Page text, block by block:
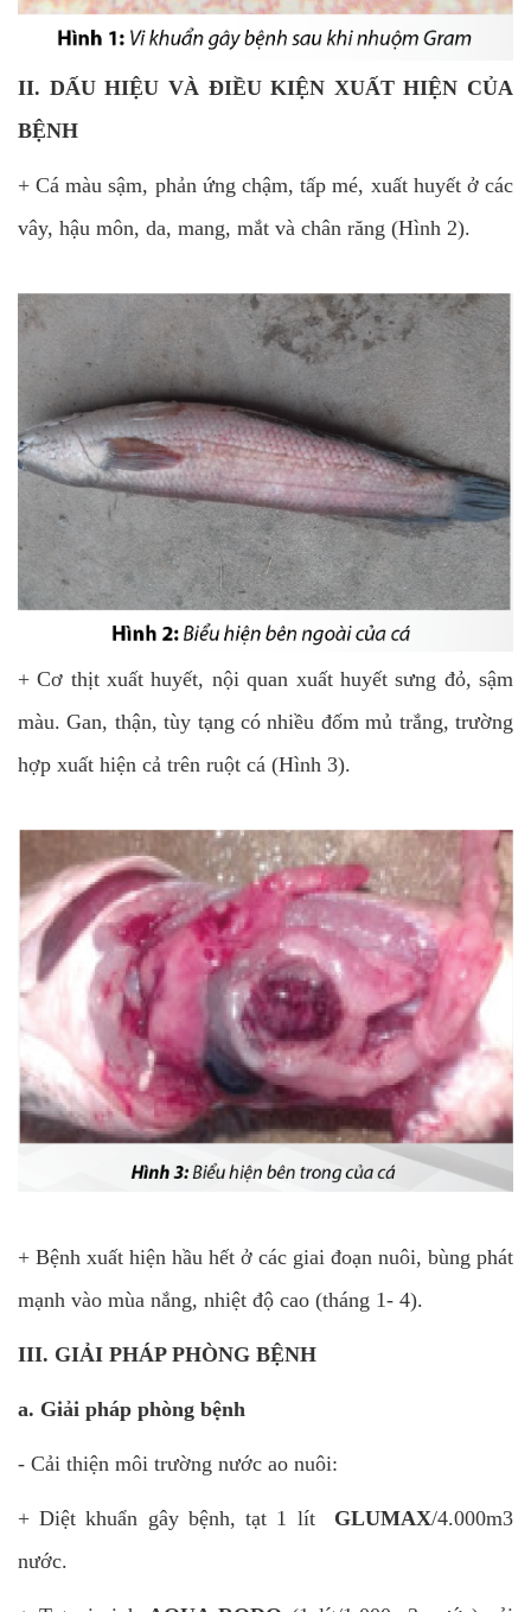
II. DẤU HIỆU VÀ ĐIỀU KIỆN XUẤT HIỆN CỦA
BỆNH
+ Cá màu sậm, phản ứng chậm, tấp mé, xuất huyết ở các
vây, hậu môn, da, mang, mắt và chân răng (Hình 2).
+ Cơ thịt xuất huyết, nội quan xuất huyết sưng đỏ, sậm
màu. Gan, thận, tùy tạng có nhiều đốm mủ trắng, trường
hợp xuất hiện cả trên ruột cá (Hình 3).
+ Bệnh xuất hiện hầu hết ở các giai đoạn nuôi, bùng phát
mạnh vào mùa nắng, nhiệt độ cao (tháng 1- 4).
III. GIẢI PHÁP PHÒNG BỆNH
a. Giải pháp phòng bệnh
- Cải thiện môi trường nước ao nuôi:
+ Diệt khuẩn gây bệnh, tạt 1 lít GLUMAX/4.000m3
nước.